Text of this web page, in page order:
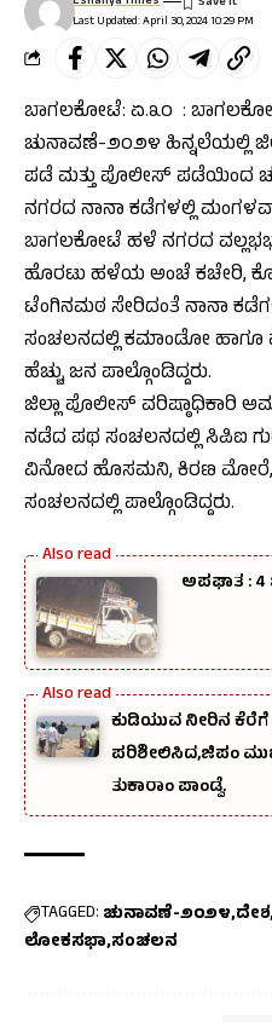
Last Updated: April 30, 2024 10:29 PM
ಬಾಗಲಕೋಟೆ: ಏ.೩೦ :
ಚುನಾವಣೆ-೨೦೨೪ ಹಿನ್ನಲೆಯಲ್ಲಿ
ಪಡೆ ಮತ್ತು ಪೊಲೀಸ್ ಪಡೆಯಿಂದ
ನಗರದ ನಾನಾ ಕಡೆಗಳಲ್ಲಿ
ಬಾಗಲಕೋಟೆ ಹಳೆ ನಗರದ
ಹೊರಟು ಹಳೆಯ ಅಂಚೆ ಕಚೇರಿ,
ಟೆಂಗಿನಮಠ ಸೇರಿದಂತೆ ನಾನಾ
ಸಂಚಲನದಲ್ಲಿ ಕಮಾಂಡೋ ಹಾಗೂ
ಹೆಚ್ಚು ಜನ ಪಾಲ್ಗೊಂಡಿದ್ದರು.
ಜಿಲ್ಲಾ ಪೊಲೀಸ್ ವರಿಷ್ಠಾಧಿಕಾರಿ
ನಡೆದ ಪಥ ಸಂಚಲನದಲ್ಲಿ ಸಿಪಿಐ
ವಿನೋದ ಹೊಸಮನಿ, ಕಿರಣ ಮೋರೆ,
ಸಂಚಲನದಲ್ಲಿ ಪಾಲ್ಗೊಂಡಿದ್ದರು.
ಅಪಘಾತ : 4
ಕುಡಿಯುವ ನೀರಿನ
ಪರಿಶೀಲಿಸಿದ,ಜಿಪಂ
ತುಕಾರಾಂ ಪಾಂಡ್ವೆ.
TAGGED: ಚುನಾವಣೆ-೨೦೨೪
ಲೋಕಸಭಾಸಂಚಲನ